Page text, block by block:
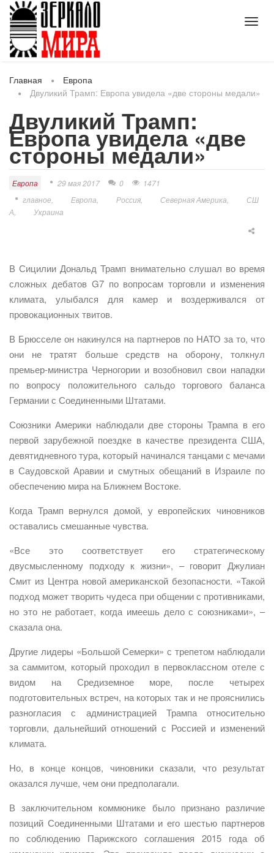
Главная
Европа
Двуликий Трамп: Европа увидела «две стороны медали»
Двуликий Трамп:
Европа увидела «две
стороны медали»
Европа 29 мая 2017 0
1471
главное
Европа Россия Северная Америка
СШ
А
Украина
В Сицилии Дональд Трамп внимательно слушал во время
сложных дебатов G7 по вопросам торговли и изменения
климата, улыбался для камер и воздерживался от
провокационных твитов.
В Брюсселе он накинулся на партнеров по НАТО за то, что
они не тратят больше средств на оборону, толкнул
премьер-министра Черногории и возобновил свои нападки
по вопросу положительного сальдо торгового баланса
Германии с Соединенными Штатами.
Союзники Америки наблюдали две стороны Трампа в его
первой зарубежной поездке в качестве президента США,
девятидневного тура, который начинался танцами с мечами
в Саудовской Аравии и смутных обещаний в Израиле по
обеспечению мира на Ближнем Востоке.
Когда Трамп вернулся домой, у европейских чиновников
оставались смешанные чувства.
«Все это соответствует его стратегическому
двусмысленному подходу к жизни», – говорит Джулиан
Смит из Центра новой американской безопасности. «Такой
подход может творить чудеса при общении с противниками,
но это не работает, когда имеешь дело с союзниками», –
сказала она.
Другие лидеры «Большой Семерки» с трепетом наблюдали
за саммитом, который проходил в первоклассном отеле с
видом на Средиземное море, после четырех
подготовительных встреч, на которых так и не прояснились
разногласия с администрацией Трампа относительно
торговли, дальнейший отношений с Россией и изменений
климата.
Но, в конце концов, чиновники сказали, что результат
оказался лучше, чем они предполагали.
В заключительном коммюнике было признано различие
позиций Соединенными Штатами и его шестью партнеров
по соблюдению Парижского соглашения 2015 года об